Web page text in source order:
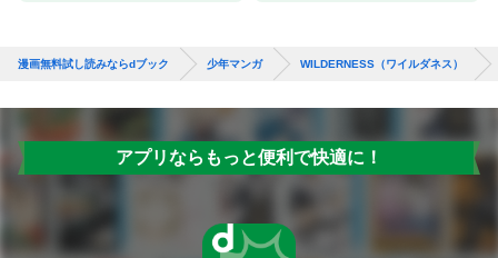
漫画無料試し読みならdブック 少年マンガ WILDERNESS（ワイルダネス）
アプリならもっと便利で快適に！